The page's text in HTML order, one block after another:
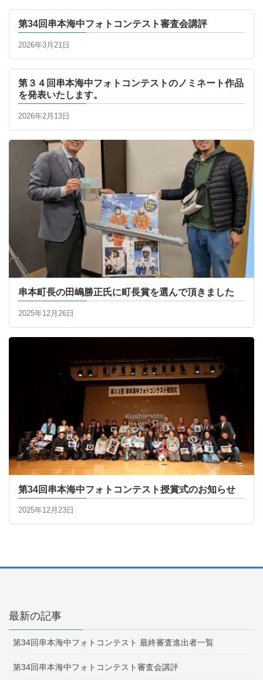
第34回串本海中フォトコンテスト審査会講評
2026年3月21日
第３４回串本海中フォトコンテストのノミネート作品
を発表いたします。
2026年2月13日
串本町長の田嶋勝正氏に町長賞を選んで頂きました
2025年12月26日
第34回串本海中フォトコンテスト授賞式のお知らせ
2025年12月23日
最新の記事
第34回串本海中フォトコンテスト 最終審査進出者一覧
第34回串本海中フォトコンテスト審査会講評